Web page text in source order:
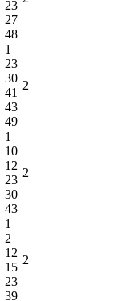
23
27
48
1
23
30
41
43
49
2
1
10
12
23
30
43
2
1
2
12
15
23
39
2